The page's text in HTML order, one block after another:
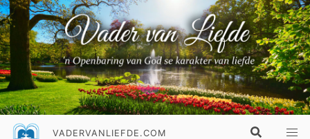
VADERVANLIEFDE.COM